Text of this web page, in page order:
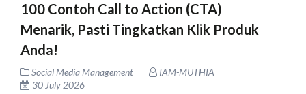
100 Contoh Call to Action (CTA)
Menarik, Pasti Tingkatkan Klik Produk
Anda!
Social Media Management
IAM-MUTHIA
30 July 2026